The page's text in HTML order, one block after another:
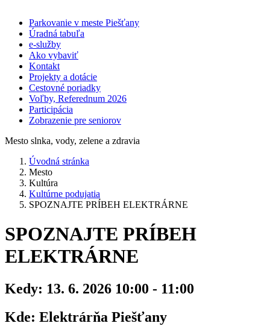
Parkovanie v meste Piešťany
Úradná tabuľa
e-služby
Ako vybaviť
Kontakt
Projekty a dotácie
Cestovné poriadky
Voľby, Referednum 2026
Participácia
Zobrazenie pre seniorov
Mesto slnka, vody, zelene a zdravia
Úvodná stránka
Mesto
Kultúra
Kultúrne podujatia
SPOZNAJTE PRÍBEH ELEKTRÁRNE
SPOZNAJTE PRÍBEH
ELEKTRÁRNE
Kedy: 13. 6. 2026 10:00 - 11:00
Kde: Elektrárňa Piešťany